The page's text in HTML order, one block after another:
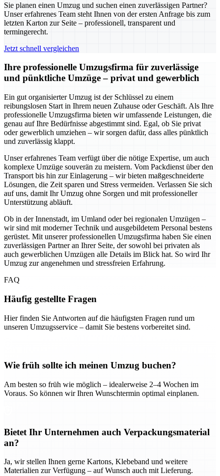
Sie planen einen Umzug und suchen einen zuverlässigen Partner?
Unser erfahrenes Team steht Ihnen von der ersten Anfrage bis zum
letzten Karton zur Seite – professionell, transparent und
termingerecht.
Jetzt schnell vergleichen
Ihre professionelle Umzugsfirma für zuverlässige
und pünktliche Umzüge – privat und gewerblich
Ein gut organisierter Umzug ist der Schlüssel zu einem
reibungslosen Start in Ihrem neuen Zuhause oder Geschäft. Als Ihre
professionelle Umzugsfirma bieten wir umfassende Leistungen, die
genau auf Ihre Bedürfnisse abgestimmt sind. Egal, ob Sie privat
oder gewerblich umziehen – wir sorgen dafür, dass alles pünktlich
und zuverlässig klappt.
Unser erfahrenes Team verfügt über die nötige Expertise, um auch
komplexe Umzüge souverän zu meistern. Vom Packdienst über den
Transport bis hin zur Einlagerung – wir bieten maßgeschneiderte
Lösungen, die Zeit sparen und Stress vermeiden. Verlassen Sie sich
auf uns, damit Ihr Umzug ohne Sorgen und mit professioneller
Unterstützung abläuft.
Ob in der Innenstadt, im Umland oder bei regionalen Umzügen –
wir sind mit moderner Technik und ausgebildetem Personal bestens
gerüstet. Mit unserer professionellen Umzugsfirma haben Sie einen
zuverlässigen Partner an Ihrer Seite, der sowohl bei privaten als
auch gewerblichen Umzügen alle Details im Blick hat. So wird Ihr
Umzug zur angenehmen und stressfreien Erfahrung.
FAQ
Häufig gestellte Fragen
Hier finden Sie Antworten auf die häufigsten Fragen rund um
unseren Umzugsservice – damit Sie bestens vorbereitet sind.
Wie früh sollte ich meinen Umzug buchen?
Am besten so früh wie möglich – idealerweise 2–4 Wochen im
Voraus. So können wir Ihren Wunschtermin optimal einplanen.
Bietet Ihr Unternehmen auch Verpackungsmaterial
an?
Ja, wir stellen Ihnen gerne Kartons, Klebeband und weitere
Materialien zur Verfügung – auf Wunsch auch mit Lieferung.